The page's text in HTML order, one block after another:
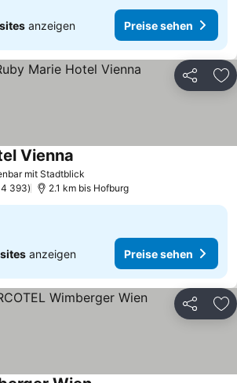
anzeigen Preise sehen
Teilen
mit Stadtblick
Vienna
393 2.1 km bis Hofburg
anzeigen Preise sehen
Teilen